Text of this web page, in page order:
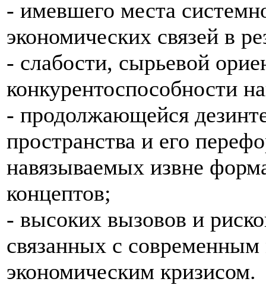
- имевшего места
экономических связей в
- слабости, сырьевой
конкурентоспособности
- продолжающейся
пространства и его
навязываемых извне
концептов;
- высоких вызовов и
связанных с
экономическим кризисом.